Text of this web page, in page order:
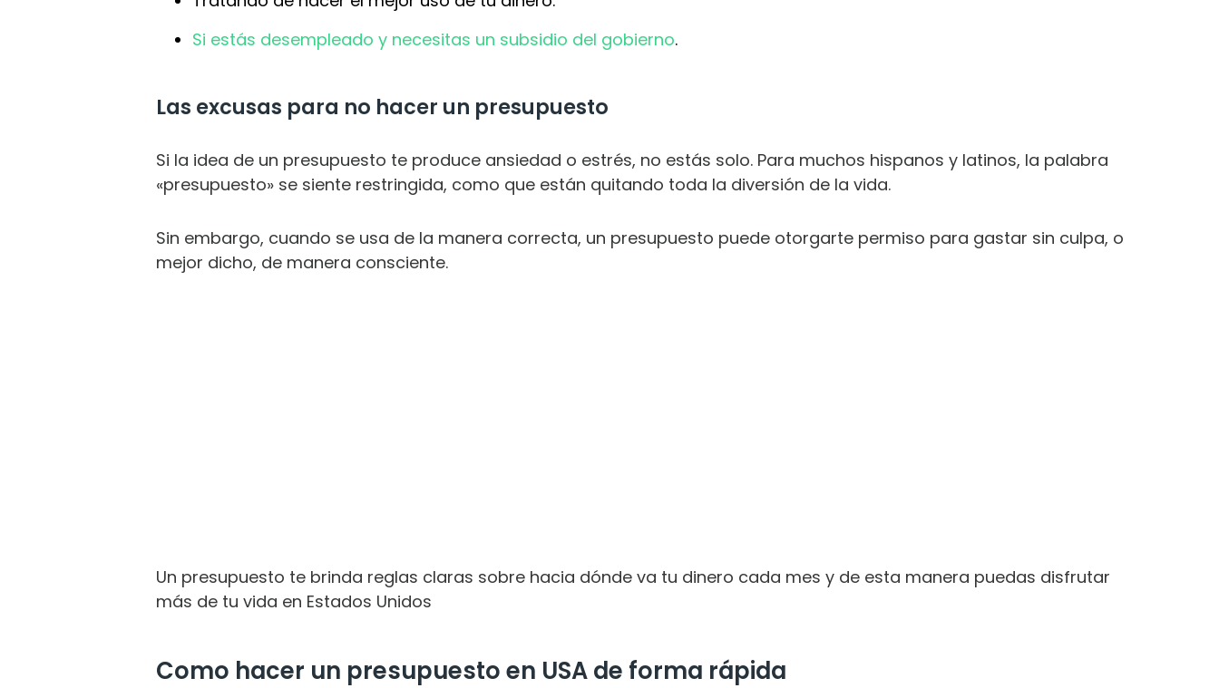
Si estás desempleado y necesitas un subsidio del gobierno.
Las excusas para no hacer un presupuesto
Si la idea de un presupuesto te produce ansiedad o estrés, no estás solo. Para muchos hispanos y latinos, la palabra
«presupuesto» se siente restringida, como que están quitando toda la diversión de la vida.
Sin embargo, cuando se usa de la manera correcta, un presupuesto puede otorgarte permiso para gastar sin culpa, o
mejor dicho, de manera consciente.
Un presupuesto te brinda reglas claras sobre hacia dónde va tu dinero cada mes y de esta manera puedas disfrutar
más de tu vida en Estados Unidos
Como hacer un presupuesto en USA de forma rápida